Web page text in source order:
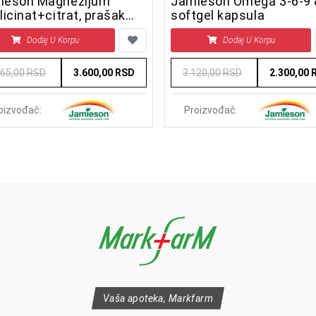
prašak
Dodaj U Korpu
RSD 3.600,00 RSD
softgel kapsula
Dodaj U Korpu
3.120,00 RSD 2.300,00
Proizvođač:
Vaša apoteka, Markfarm